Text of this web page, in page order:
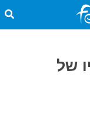
של